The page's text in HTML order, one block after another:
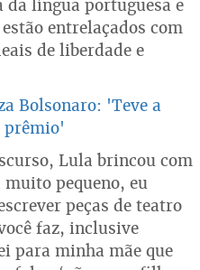
língua portuguesa e
entrelaçados com
de liberdade e
Bolsonaro: 'Teve a
prêmio'
Lula brincou com
muito pequeno, eu
peças de teatro
faz, inclusive
para minha mãe que